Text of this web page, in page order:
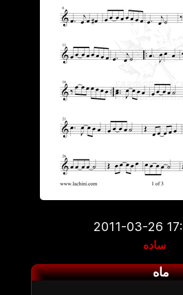
2011-03-26
ساده
ماه